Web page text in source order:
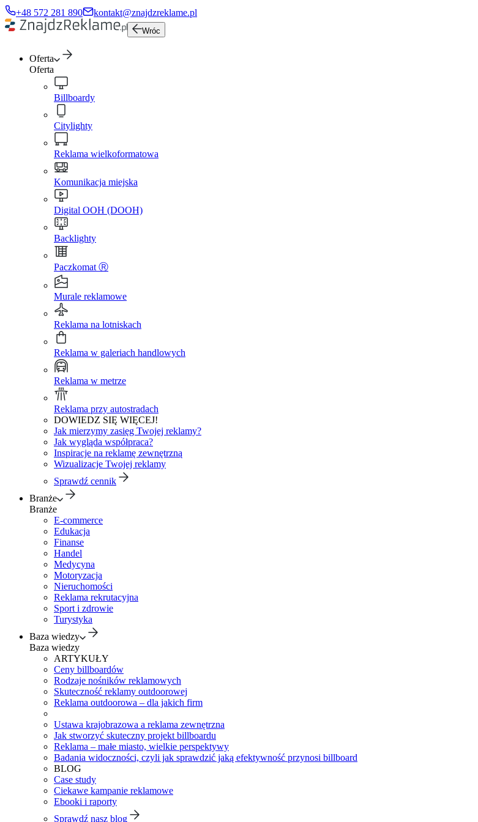
+48 572 281 890 kontakt@znajdzreklame.pl
Wróc
Oferta
Oferta
Billboardy
Citylighty
Reklama wielkoformatowa
Komunikacja miejska
Digital OOH (DOOH)
Backlighty
Paczkomat Ⓡ
Murale reklamowe
Reklama na lotniskach
Reklama w galeriach handlowych
Reklama w metrze
Reklama przy autostradach
DOWIEDZ SIĘ WIĘCEJ!
Jak mierzymy zasięg Twojej reklamy?
Jak wygląda współpraca?
Inspiracje na reklamę zewnętrzną
Wizualizacje Twojej reklamy
Sprawdź cennik
Branże
Branże
E-commerce
Edukacja
Finanse
Handel
Medycyna
Motoryzacja
Nieruchomości
Reklama rekrutacyjna
Sport i zdrowie
Turystyka
Baza wiedzy
Baza wiedzy
ARTYKUŁY
Ceny billboardów
Rodzaje nośników reklamowych
Skuteczność reklamy outdoorowej
Reklama outdoorowa – dla jakich firm
Ustawa krajobrazowa a reklama zewnętrzna
Jak stworzyć skuteczny projekt billboardu
Reklama – małe miasto, wielkie perspektywy
Badania widoczności, czyli jak sprawdzić jaką efektywność przynosi billboard
BLOG
Case study
Ciekawe kampanie reklamowe
Ebooki i raporty
Sprawdź nasz blog